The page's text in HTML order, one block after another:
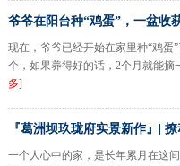
爷爷在阳台种“鸡蛋”，一盆收
现在，爷爷已经开始在家里种“鸡蛋
个，如果养得好的话，2个月就能
多]
『葛洲坝玖珑府实景新作』|
一个人心中的家，是长年累月在这